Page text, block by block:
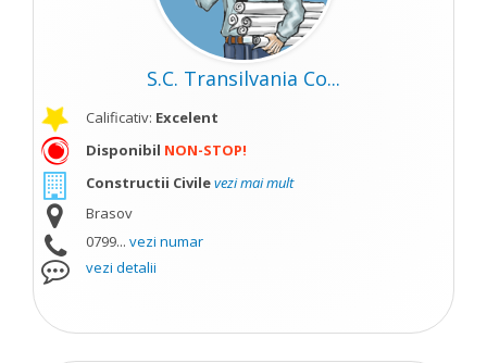
S.C. Transilvania Co...
Calificativ: Excelent
Disponibil NON-STOP!
Constructii Civilevezi mai mult
Brasov
0799... vezi numar
vezi detalii